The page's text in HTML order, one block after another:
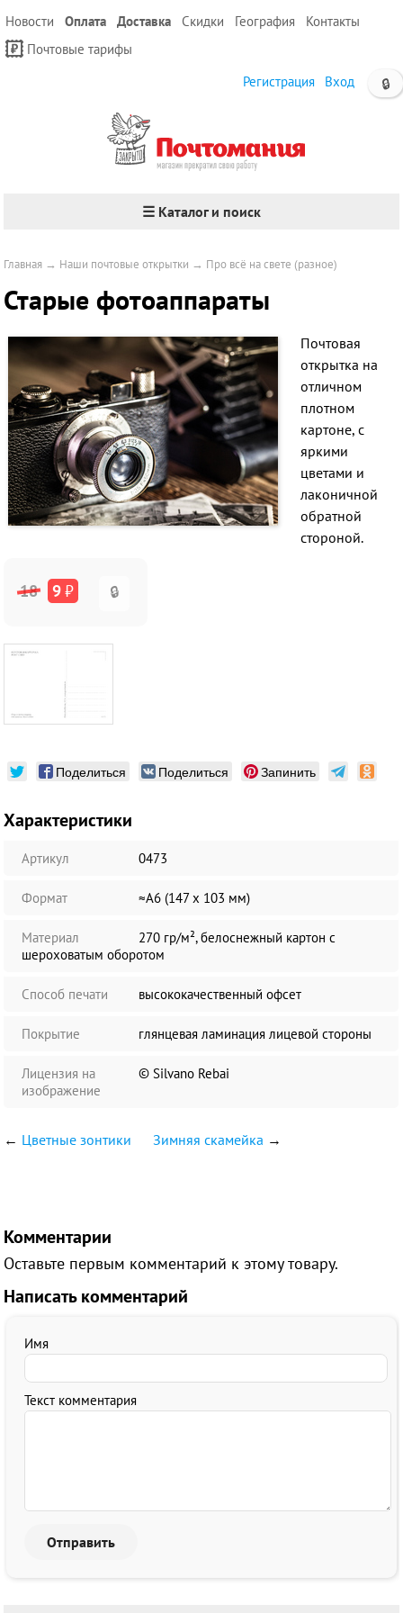
Новости Оплата Доставка Скидки География
Контакты
Почтовые тарифы
🔒
Регистрация Вход
☰ Каталог и поиск
Главная → Наши почтовые открытки → Про всё на свете (разное)
Старые фотоаппараты
Почтовая
открытка на
отличном
плотном
картоне, с
яркими
цветами и
лаконичной
обратной
стороной.
18 9₽ 🔒
Поделиться Поделиться Запинить
Характеристики
Артикул 0473
Формат ≈А6 (147 х 103 мм)
Материал
270 гр/м², белоснежный картон с
шероховатым оборотом
Способ печати высококачественный офсет
Покрытие глянцевая ламинация лицевой стороны
Лицензия на
изображение
© Silvano Rebai
← Цветные зонтики Зимняя скамейка →
Комментарии
Оставьте первым комментарий к этому товару.
Написать комментарий
Имя
Текст комментария